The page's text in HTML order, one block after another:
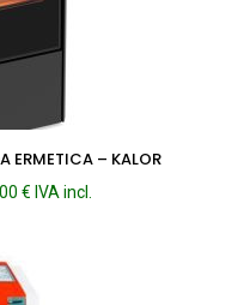
ERMETICA – KALOR
€Fascia
IVA incl.